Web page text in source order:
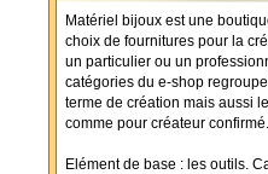
Matériel bijoux est une
choix de fournitures pour la
un particulier ou un
catégories du e-shop
terme de création mais aussi
comme pour créateur confirmé.
Elément de base : les outils.